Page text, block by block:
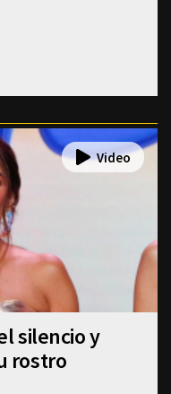
silencio y
rostro